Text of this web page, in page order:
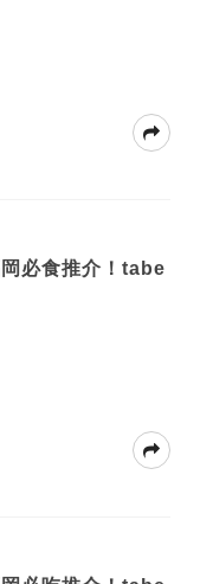
必食推介！tabe